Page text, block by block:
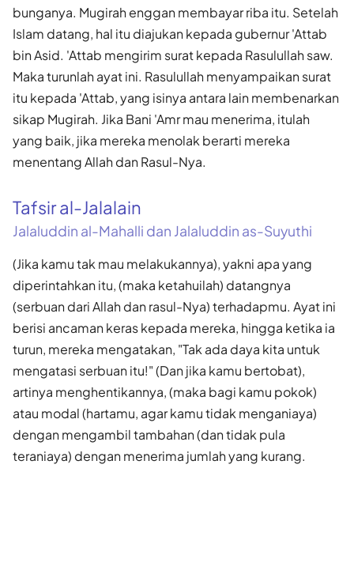
bunganya. Mugirah enggan membayar riba itu. Setelah
Islam datang, hal itu diajukan kepada gubernur 'Attab
bin Asid. 'Attab mengirim surat kepada Rasulullah saw.
Maka turunlah ayat ini. Rasulullah menyampaikan surat
itu kepada 'Attab, yang isinya antara lain membenarkan
sikap Mugirah. Jika Bani 'Amr mau menerima, itulah
yang baik, jika mereka menolak berarti mereka
menentang Allah dan Rasul-Nya.
Tafsir al-Jalalain
Jalaluddin al-Mahalli dan Jalaluddin as-Suyuthi
(Jika kamu tak mau melakukannya), yakni apa yang
diperintahkan itu, (maka ketahuilah) datangnya
(serbuan dari Allah dan rasul-Nya) terhadapmu. Ayat ini
berisi ancaman keras kepada mereka, hingga ketika ia
turun, mereka mengatakan, "Tak ada daya kita untuk
mengatasi serbuan itu!" (Dan jika kamu bertobat),
artinya menghentikannya, (maka bagi kamu pokok)
atau modal (hartamu, agar kamu tidak menganiaya)
dengan mengambil tambahan (dan tidak pula
teraniaya) dengan menerima jumlah yang kurang.